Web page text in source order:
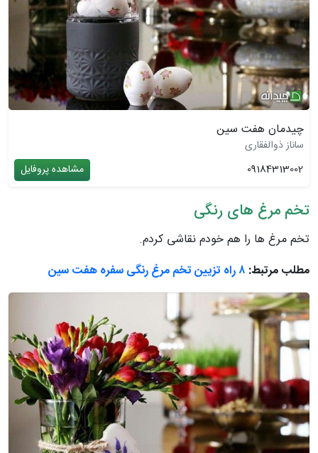
چیدمان هفت سین
ساناز ذوالفقاری
09184313002
مشاهده پروفایل
تخم مرغ های رنگی
تخم مرغ ها را هم خودم نقاشی کردم.
مطلب مرتبط: